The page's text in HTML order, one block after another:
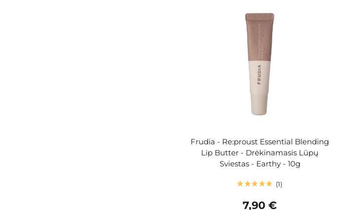
Frudia - Re:proust Essential Blending
Lip Butter - Drėkinamasis Lūpų
Sviestas - Earthy - 10g
1
7,90 €